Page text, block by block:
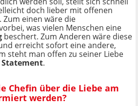
doch lieber mit offenen
einen wäre die
was vielen Menschen eine
beschert. Zum Anderen wäre diese
erreicht sofort eine andere,
steht man offen zu seiner Liebe
.
Chefin über die Liebe am
werden?